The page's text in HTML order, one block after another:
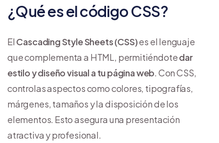
¿Qué es el código CSS?
El Cascading Style Sheets (CSS)es el lenguaje
que complementa a HTML, permitiéndotedar
estilo y diseño visual a tu página web. Con CSS,
controlas aspectos como colores, tipografías,
márgenes, tamaños y la disposición de los
elementos. Esto asegura una presentación
atractiva y profesional.